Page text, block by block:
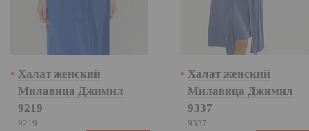
Халат женский
Милавица Джимил
9219
9219
Халат женский
Милавица Джимил
9337
9337